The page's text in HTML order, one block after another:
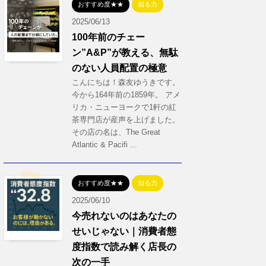
おすすめ度★★ 知る力
2025/06/13
100年前のチェー
ン”A&P”が教える、無駄
のない人員配置の極意
こんにちは！森友ゆうきです。
今から164年前の1859年。 アメ
リカ・ニューヨークで1軒の紅
茶専門店が産声を上げました。
その店の名は、The Great
Atlantic & Pacifi ...
おすすめ度★★ 知る力
2025/06/10
今売れないのはあなたの
せいじゃない｜消費者態
度指数で読み解く店長の
次の一手